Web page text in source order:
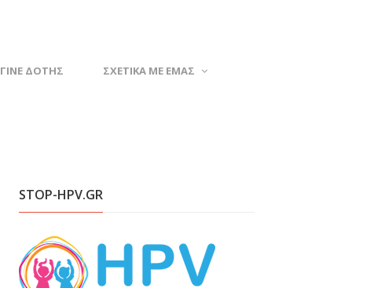
ΓΙΝΕ ΔΟΤΗΣ ΣΧΕΤΙΚΑ ΜΕ ΕΜΑΣ
STOP-HPV.GR